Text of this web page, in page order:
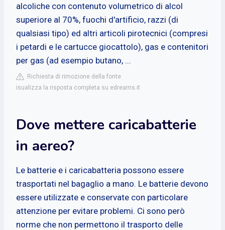
alcoliche con contenuto volumetrico di alcol
superiore al 70%, fuochi d'artificio, razzi (di
qualsiasi tipo) ed altri articoli pirotecnici (compresi
i petardi e le cartucce giocattolo), gas e contenitori
per gas (ad esempio butano, ...
Richiesta di rimozione della fonte
isualizza la risposta completa su edreams.it
Dove mettere caricabatterie
in aereo?
Le batterie e i caricabatteria possono essere
trasportati nel bagaglio a mano. Le batterie devono
essere utilizzate e conservate con particolare
attenzione per evitare problemi. Ci sono però
norme che non permettono il trasporto delle